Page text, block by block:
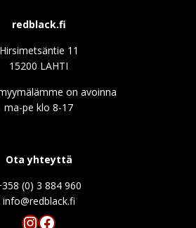
redblack.fi
Hirsimetsäntie 11
15200 LAHTI
on avoinna
ma-pe klo 8-17
Ota yhteyttä
(0) 3 884 960
info@redblack.f
Instagram
Facebook